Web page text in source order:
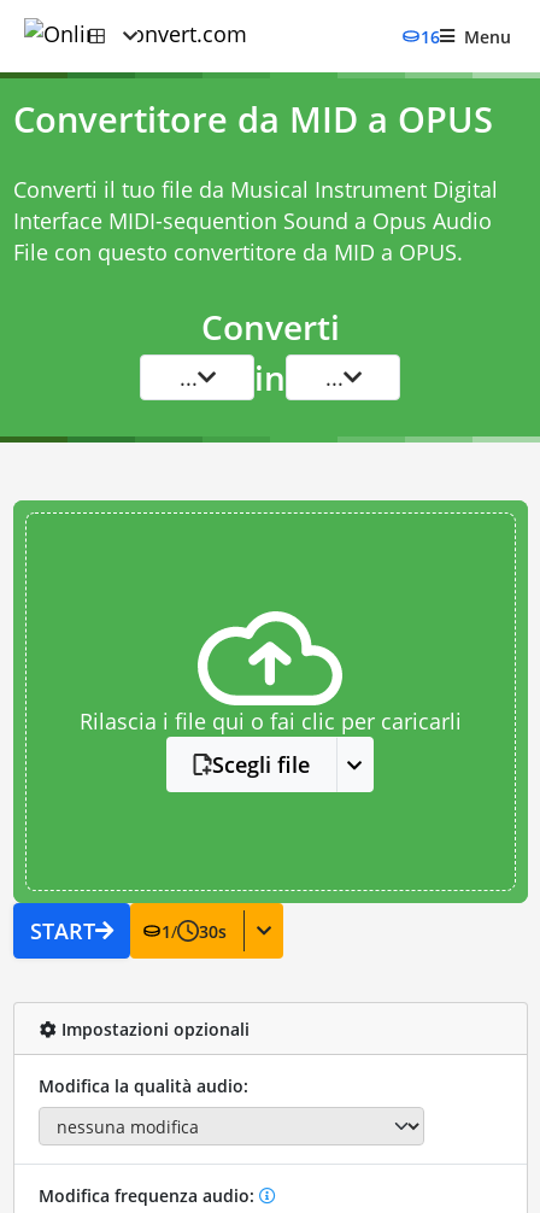
16 Menu
Convertitore da MID a OPUS
Converti il tuo file da Musical Instrument Digital
Interface MIDI-sequention Sound a Opus Audio
File con questo convertitore da MID a OPUS.
Converti
... in ...
Rilascia i file qui o fai clic per caricarli
Scegli file
START 1/ 30s
Impostazioni opzionali
Modifica la qualità audio:
Modifica frequenza audio: